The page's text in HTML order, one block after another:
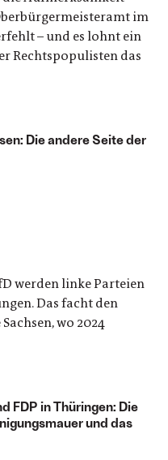
im
– und es lohnt ein
Rechtspopulisten das
Die andere Seite der
werden linke Parteien
Das facht den
wo 2024
FDP in Thüringen: Die
und das